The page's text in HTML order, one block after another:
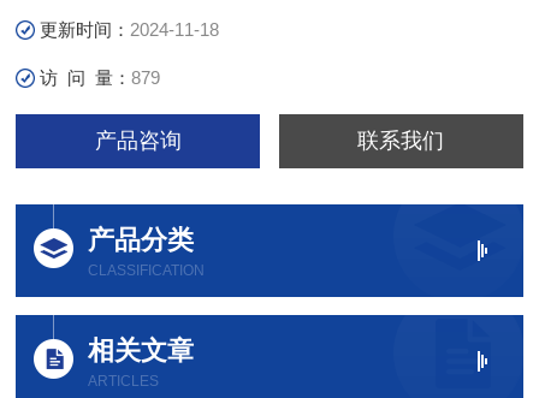
更新时间： 2024-11-18
访 问 量：879
产品咨询 联系我们
产品分类
CLASSIFICATION
相关文章
ARTICLES